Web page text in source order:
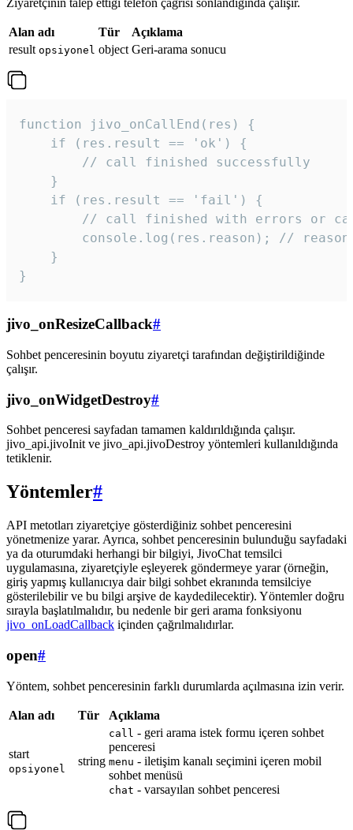
Alan adı Tür
Açıklama
result opsiyonel object Geri-arama sonucu
function jivo_onCallEnd(res) {
    if (res.result == 'ok') {
        // call finished successfully
    }
    if (res.result == 'fail') {
// call finished with errors or
console.log(res.reason); //
    }
}
jivo_onResizeCallback#
Sohbet penceresinin boyutu ziyaretçi tarafından değiştirildiğinde
çalışır.
jivo_onWidgetDestroy#
Sohbet penceresi sayfadan tamamen kaldırıldığında çalışır.
jivo_api.jivoInit ve jivo_api.jivoDestroy yöntemleri kullanıldığında
tetiklenir.
Yöntemler#
API metotları ziyaretçiye gösterdiğiniz sohbet penceresini
yönetmenize yarar. Ayrıca, sohbet penceresinin bulunduğu sayfadaki
ya da oturumdaki herhangi bir bilgiyi, JivoChat temsilci
uygulamasına, ziyaretçiyle eşleyerek göndermeye yarar (örneğin,
giriş yapmış kullanıcıya dair bilgi sohbet ekranında temsilciye
gösterilebilir ve bu bilgi arşive de kaydedilecektir). Yöntemler doğru
sırayla başlatılmalıdır, bu nedenle bir geri arama fonksiyonu
jivo_onLoadCallback içinden çağrılmalıdırlar.
open#
Yöntem, sohbet penceresinin farklı durumlarda açılmasına izin verir.
Alan adı Tür Açıklama
start
opsiyonel
string
call - geri arama istek formu içeren sohbet
penceresi
menu - iletişim kanalı seçimini içeren mobil
sohbet menüsü
chat - varsayılan sohbet penceresi